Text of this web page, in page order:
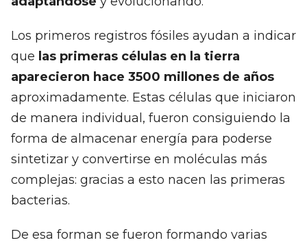
Los primeros registros fósiles ayudan a indicar
que las primeras células en la tierra
aparecieron hace 3500 millones de años
aproximadamente. Estas células que iniciaron
de manera individual, fueron consiguiendo la
forma de almacenar energía para poderse
sintetizar y convertirse en moléculas más
complejas: gracias a esto nacen las primeras
bacterias.
De esa forman se fueron formando varias